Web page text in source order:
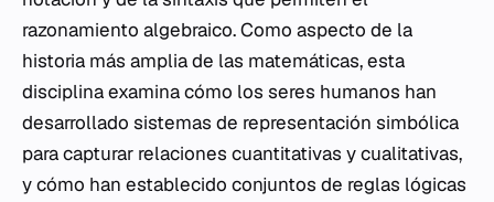
razonamiento algebraico. Como aspecto de la
historia más amplia de las matemáticas, esta
disciplina examina cómo los seres humanos han
desarrollado sistemas de representación simbólica
para capturar relaciones cuantitativas y cualitativas,
y cómo han establecido conjuntos de reglas lógicas